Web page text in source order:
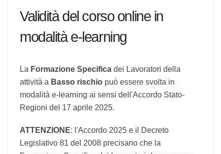
Decreto Legislativo 9 aprile 2008 n. 81, articolo
37, comma 1, lettera b), commi 2 e 3.
Validità del corso online in
modalità e-learning
attività aBasso rischiopuò essere svolta in
modalità e-learning ai sensi dell'Accordo Stato-